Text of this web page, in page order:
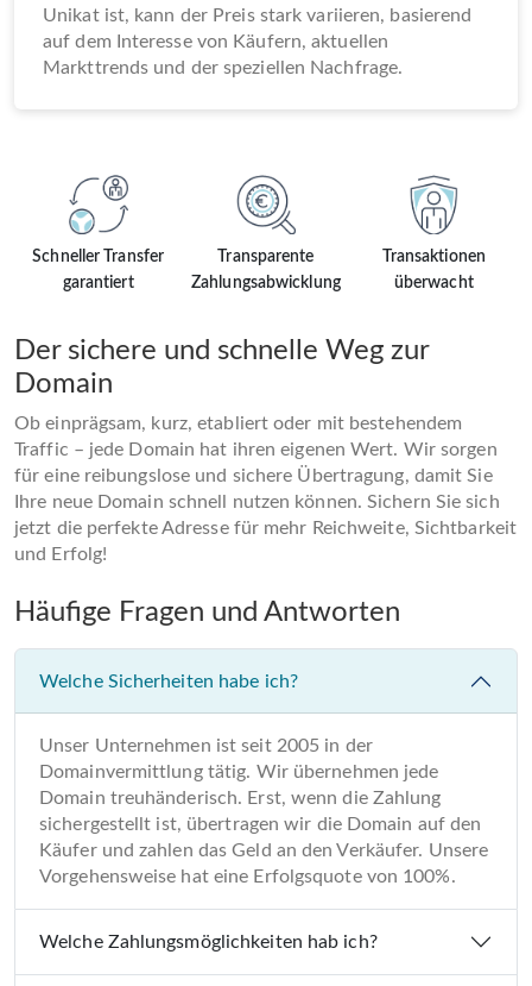
Schneller Transfer
garantiert
Transparente
Zahlungsabwicklung
Transaktionen
überwacht
Der sichere und schnelle Weg zur
Domain
Ob einprägsam, kurz, etabliert oder mit bestehendem
Traffic – jede Domain hat ihren eigenen Wert. Wir sorgen
für eine reibungslose und sichere Übertragung, damit Sie
Ihre neue Domain schnell nutzen können. Sichern Sie sich
jetzt die perfekte Adresse für mehr Reichweite, Sichtbarkeit
und Erfolg!
Unikat ist, kann der Preis stark variieren, basierend
auf dem Interesse von Käufern, aktuellen
Markttrends und der speziellen Nachfrage.
Häufige Fragen und Antworten
Welche Sicherheiten habe ich?
Unser Unternehmen ist seit 2005 in der
Domainvermittlung tätig. Wir übernehmen jede
Domain treuhänderisch. Erst, wenn die Zahlung
sichergestellt ist, übertragen wir die Domain auf den
Käufer und zahlen das Geld an den Verkäufer. Unsere
Vorgehensweise hat eine Erfolgsquote von 100%.
Welche Zahlungsmöglichkeiten hab ich?